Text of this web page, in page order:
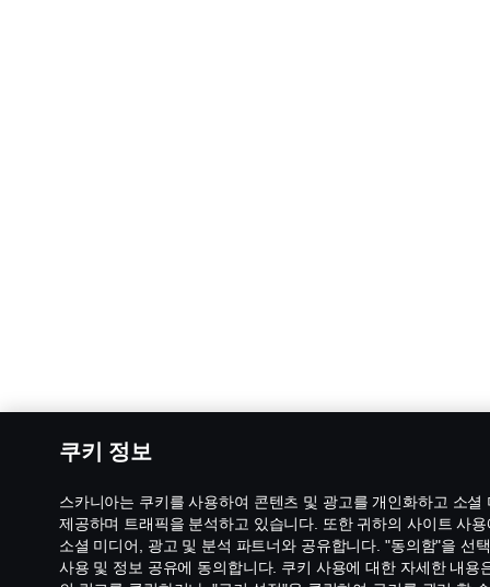
쿠키 정보
스카니아는 쿠키를 사용하여 콘텐츠 및 광고를 개인화하고 소셜
제공하며 트래픽을 분석하고 있습니다. 또한 귀하의 사이트 사
소셜 미디어, 광고 및 분석 파트너와 공유합니다. "동의함"을 선
사용 및 정보 공유에 동의합니다. 쿠키 사용에 대한 자세한 내용